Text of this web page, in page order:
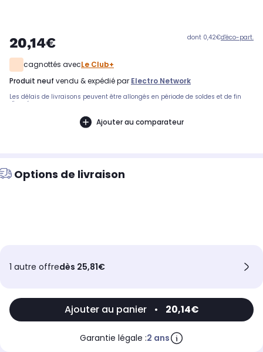
20,14€ dont 0,42€d'éco-part.
cagnottés avecLe Club+
produit neuf vendu & expédié par Electro Network
Les délais de livraisons peuvent être allongés en période de soldes et de fin
d'année.
Ajouter au comparateur
Options de livraison
1 autre offredès 25,81€
Ajouter au panier • 20,14€
Garantie légale :2 ans